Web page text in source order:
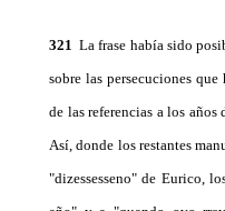
321 La frase había sido
sobre las persecuciones
de las referencias a los años
Así, donde los restantes
"dizessesseno" de Euri­co,